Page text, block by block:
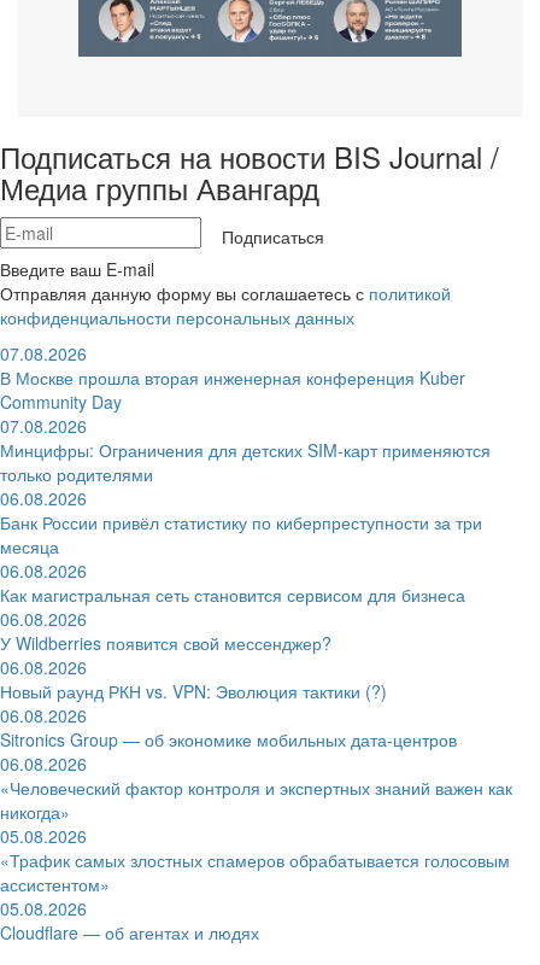
Подписаться на новости BIS Journal /
Медиа группы Авангард
Подписаться
Введите ваш E-mail
Отправляя данную форму вы соглашаетесь с политикой
конфиденциальности персональных данных
07.08.2026
В Москве прошла вторая инженерная конференция Kuber
Community Day
07.08.2026
Минцифры: Ограничения для детских SIM-карт применяются
только родителями
06.08.2026
Банк России привёл статистику по киберпреступности за три
месяца
06.08.2026
Как магистральная сеть становится сервисом для бизнеса
06.08.2026
У Wildberries появится свой мессенджер?
06.08.2026
Новый раунд РКН vs. VPN: Эволюция тактики (?)
06.08.2026
Sitronics Group — об экономике мобильных дата-центров
06.08.2026
«Человеческий фактор контроля и экспертных знаний важен как
никогда»
05.08.2026
«Трафик самых злостных спамеров обрабатывается голосовым
ассистентом»
05.08.2026
Cloudflare — об агентах и людях